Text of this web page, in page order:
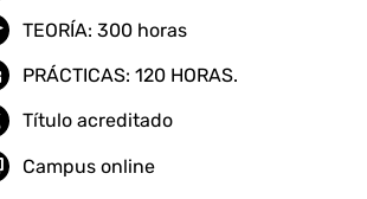
TEORÍA: 300 horas
PRÁCTICAS: 120 HORAS.
Título acreditado
Campus online